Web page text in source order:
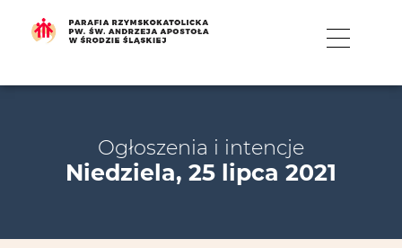
MENU
Ogłoszenia i intencje
Niedziela, 25 lipca 2021